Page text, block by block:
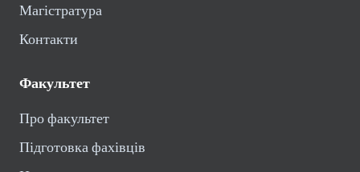
Магістратура
Контакти
Факультет
Про факультет
Підготовка фахівців